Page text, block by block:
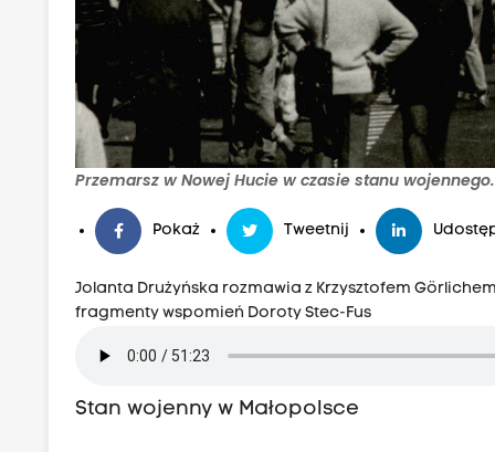
Przemarsz w Nowej Hucie w czasie stanu
Pokaż Tweetnij
Jolanta Drużyńska rozmawia z Krzysztofem
fragmenty wspomień Doroty Stec-Fus
Stan wojenny w Małopolsce